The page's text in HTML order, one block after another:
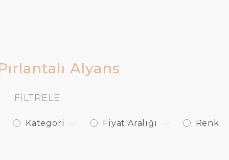
Alyans
FİLTRELE
Kategori Fiyat Aralığı Renk